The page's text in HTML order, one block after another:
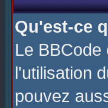
Qu'est-ce
Le
l'utilisation
pouvez